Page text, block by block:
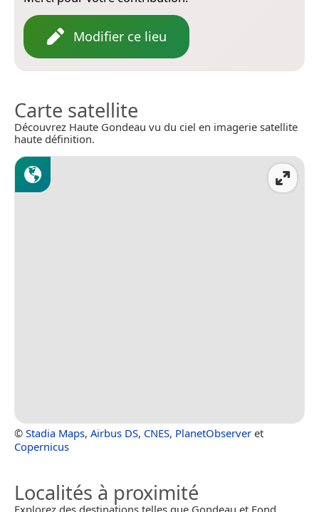
Modifier ce lieu
Carte satellite
Découvrez Haute Gondeau vu du ciel en imagerie satellite
haute définition.
© Stadia Maps, Airbus DS, CNES, PlanetObserver et
Copernicus
Localités à proximité
Explorez des destinations telles que Gondeau et Fond